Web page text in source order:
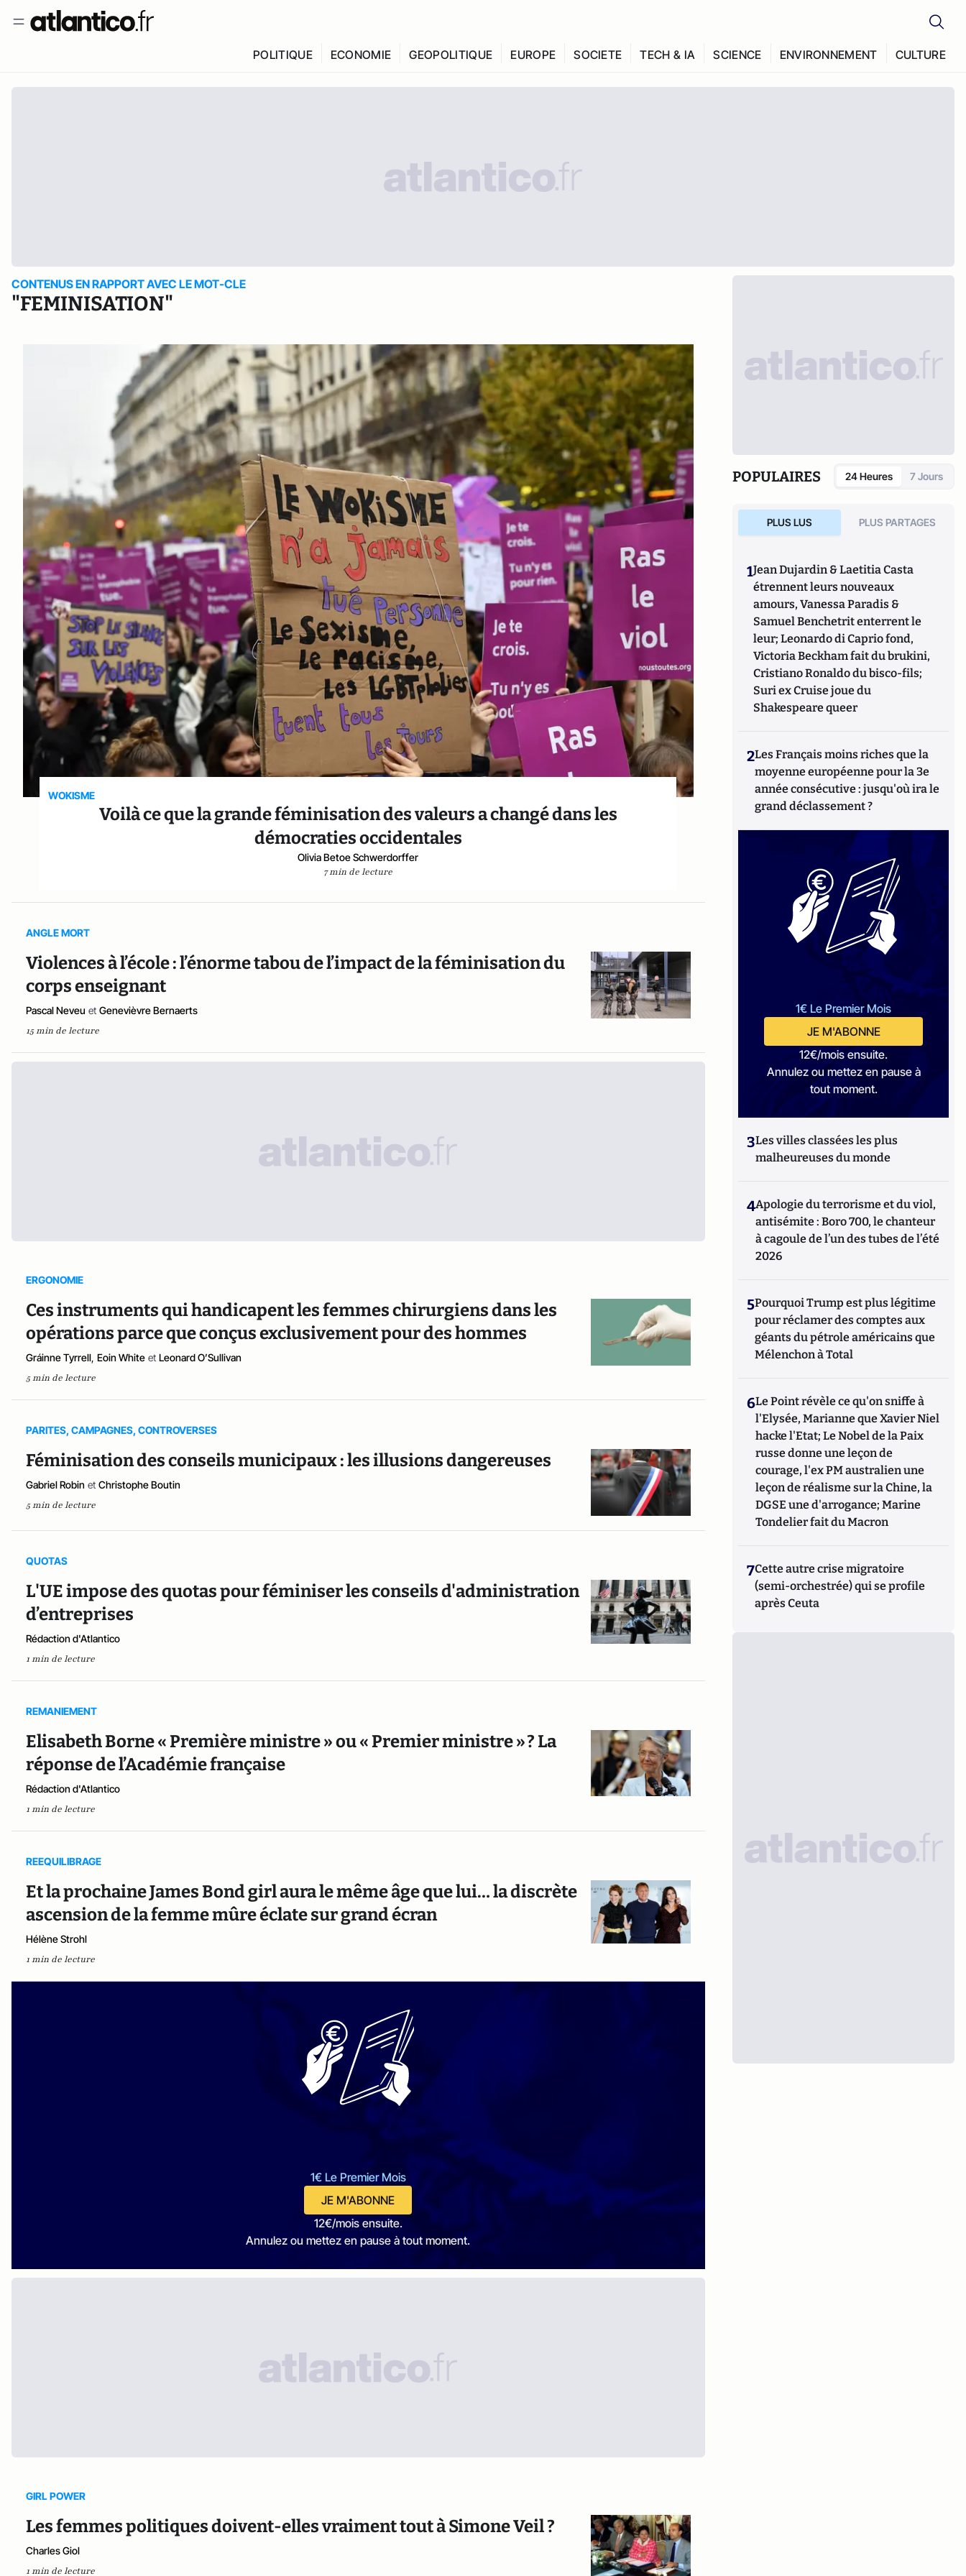
POLITIQUE ECONOMIE GEOPOLITIQUE EUROPE SOCIETE TECH & IA SCIENCE ENVIRONNEMENT CULTURE
CONTENUS EN RAPPORT AVEC LE MOT-CLE
"FEMINISATION"
WOKISME
Voilà ce que la grande féminisation des valeurs a changé dans les
démocraties occidentales
Olivia Betoe Schwerdorffer
7 min de lecture
ANGLE MORT
Violences à l’école : l’énorme tabou de l’impact de la féminisation du
corps enseignant
Pascal Neveu et Genevièvre Bernaerts
15 min de lecture
ERGONOMIE
Ces instruments qui handicapent les femmes chirurgiens dans les
opérations parce que conçus exclusivement pour des hommes
Gráinne Tyrrell, Eoin White et Leonard O’Sullivan
5 min de lecture
PARITES, CAMPAGNES, CONTROVERSES
Féminisation des conseils municipaux : les illusions dangereuses
Gabriel Robin et Christophe Boutin
5 min de lecture
QUOTAS
L'UE impose des quotas pour féminiser les conseils d'administration
d’entreprises
Rédaction d'Atlantico
1 min de lecture
REMANIEMENT
Elisabeth Borne « Première ministre » ou « Premier ministre » ? La
réponse de l’Académie française
Rédaction d'Atlantico
1 min de lecture
REEQUILIBRAGE
Et la prochaine James Bond girl aura le même âge que lui… la discrète
ascension de la femme mûre éclate sur grand écran
Hélène Strohl
1 min de lecture
1€ Le Premier Mois
JE M'ABONNE
12€/mois ensuite.
Annulez ou mettez en pause à tout moment.
GIRL POWER
Les femmes politiques doivent-elles vraiment tout à Simone Veil ?
Charles Giol
1 min de lecture
POPULAIRES 24 Heures 7 Jours
PLUS LUS PLUS PARTAGES
1Jean Dujardin & Laetitia Casta
étrennent leurs nouveaux
amours, Vanessa Paradis &
Samuel Benchetrit enterrent le
leur; Leonardo di Caprio fond,
Victoria Beckham fait du brukini,
Cristiano Ronaldo du bisco-fils;
Suri ex Cruise joue du
Shakespeare queer
2Les Français moins riches que la
moyenne européenne pour la 3e
année consécutive : jusqu'où ira le
grand déclassement ?
1€ Le Premier Mois
JE M'ABONNE
12€/mois ensuite.
Annulez ou mettez en pause à
tout moment.
3Les villes classées les plus
malheureuses du monde
4Apologie du terrorisme et du viol,
antisémite : Boro 700, le chanteur
à cagoule de l’un des tubes de l’été
2026
5Pourquoi Trump est plus légitime
pour réclamer des comptes aux
géants du pétrole américains que
Mélenchon à Total
6Le Point révèle ce qu'on sniffe à
l'Elysée, Marianne que Xavier Niel
hacke l'Etat; Le Nobel de la Paix
russe donne une leçon de
courage, l'ex PM australien une
leçon de réalisme sur la Chine, la
DGSE une d'arrogance; Marine
Tondelier fait du Macron
7Cette autre crise migratoire
(semi-orchestrée) qui se profile
après Ceuta